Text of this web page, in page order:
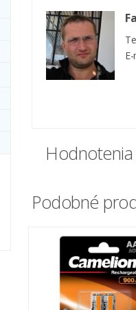
Podobné